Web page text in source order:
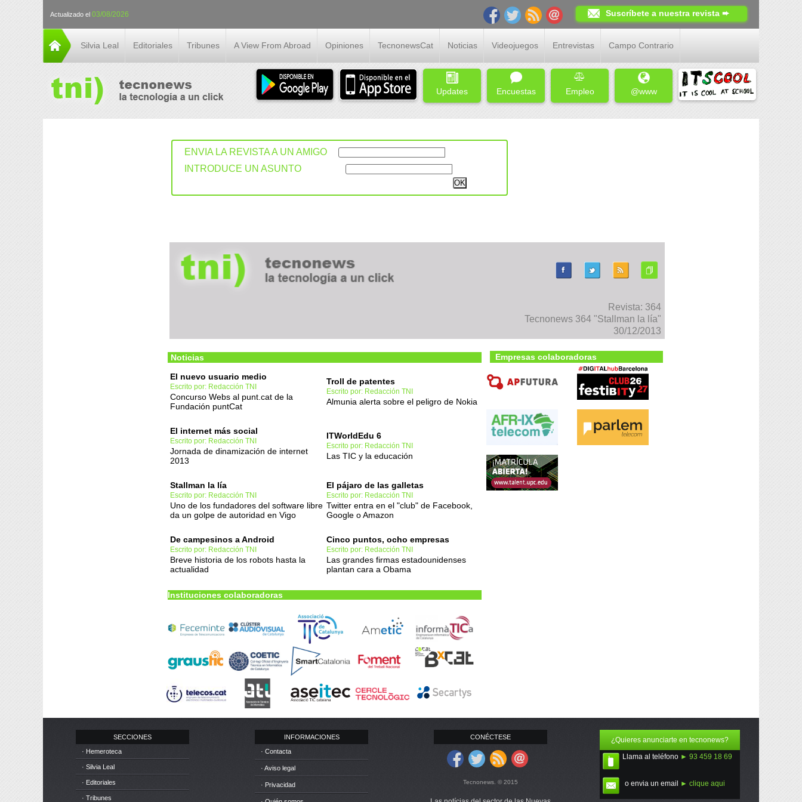
Actualizado el 03/08/2026 Suscríbete a nuestra revista ➨
Silvia Leal Editoriales Tribunes A View From Abroad Opiniones TecnonewsCat Noticias Videojuegos Entrevistas Campo Contrario
Updates Encuestas Empleo @www
ENVIA LA REVISTA A UN AMIGO
INTRODUCE UN ASUNTO
Revista: 364
Tecnonews 364 "Stallman la lía"
30/12/2013
Noticias
El nuevo usuario medio
Escrito por: Redacción TNI
Concurso Webs al punt.cat de la
Fundación puntCat
Troll de patentes
Escrito por: Redacción TNI
Almunia alerta sobre el peligro de Nokia
El internet más social
Escrito por: Redacción TNI
Jornada de dinamización de internet
2013
ITWorldEdu 6
Escrito por: Redacción TNI
Las TIC y la educación
Stallman la lía
Escrito por: Redacción TNI
Uno de los fundadores del software libre
da un golpe de autoridad en Vigo
El pájaro de las galletas
Escrito por: Redacción TNI
Twitter entra en el "club" de Facebook,
Google o Amazon
De campesinos a Android
Escrito por: Redacción TNI
Breve historia de los robots hasta la
actualidad
Cinco puntos, ocho empresas
Escrito por: Redacción TNI
Las grandes firmas estadounidenses
plantan cara a Obama
Instituciones colaboradoras
Empresas colaboradoras
SECCIONES
· Hemeroteca
· Silvia Leal
· Editoriales
· Tribunes
INFORMACIONES
· Contacta
· Aviso legal
· Privacidad
CONÉCTESE
Tecnonews. © 2015
¿Quieres anunciarte en tecnonews?
Llama al teléfono ► 93 459 18 69
o envia un email ► clique aqui